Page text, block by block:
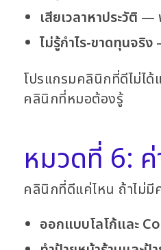
เสียเวลาหาประวัติ —
ไม่รู้กำไร-ขาดทุนจริง
โปรแกรมคลินิกที่ดีไม่ไ
คลินิกที่หมอต้องรู้
หมวดที่ 6:
คลินิกที่ดีแค่ไหน ถ้าไม่มี
ออกแบบโลโก้และ